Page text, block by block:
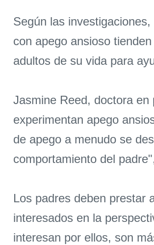
Según las
con apego ansioso
adultos de su vida para
Jasmine Reed, doctora
experimentan apego
de apego a menudo se
comportamiento del
Los padres deben prestar
interesados en la
interesan por ellos, son